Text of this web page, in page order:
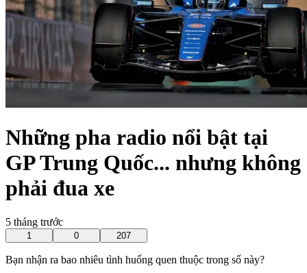
Những pha radio nổi bật tại
GP Trung Quốc... nhưng không
phải đua xe
5 tháng trước
1 0 207
Bạn nhận ra bao nhiêu tình huống quen thuộc trong số này?